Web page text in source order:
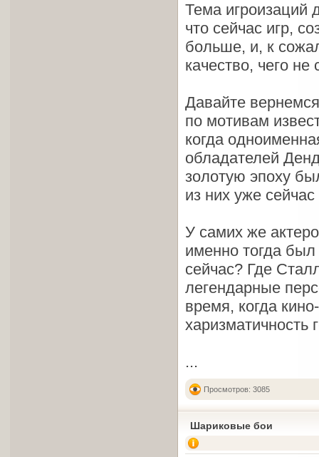
Тема игроизаций
что сейчас игр,
больше, и, к
качество, чего
Давайте
по мотивам
когда
обладателей
золотую эпоху
из них уже
У самих же
именно тогда
сейчас? Где
легендарные
время, когда
харизматичность
...
Просмотров: 3085
Шариковые бои